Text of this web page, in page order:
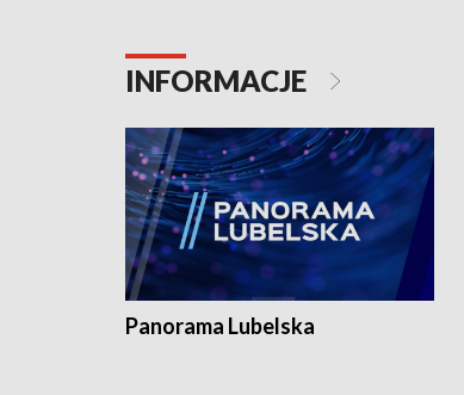
INFORMACJE
Panorama Lubelska